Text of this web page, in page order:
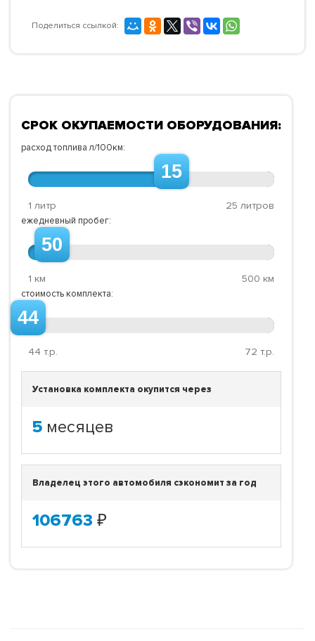
Поделиться ссылкой:
СРОК ОКУПАЕМОСТИ ОБОРУДОВАНИЯ:
расход топлива л/100км:
15
1 литр 25 литров
ежедневный пробег:
50
1 км 500 км
стоимость комплекта:
44
44 т.р. 72 т.р.
Установка комплекта окупится через
5 месяцев
Владелец этого автомобиля сэкономит за год
106763 ₽